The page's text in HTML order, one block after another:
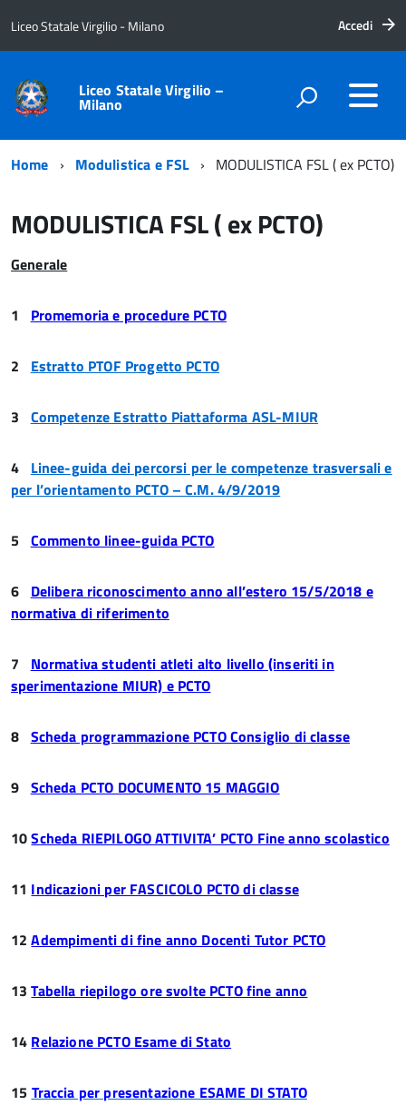
Liceo Statale Virgilio - Milano Accedi
Liceo Statale Virgilio –
Milano
Home Modulistica e FSL MODULISTICA FSL ( ex PCTO)
MODULISTICA FSL ( ex PCTO)
Generale
1 Promemoria e procedure PCTO
2 Estratto PTOF Progetto PCTO
3 Competenze Estratto Piattaforma ASL-MIUR
4 Linee-guida dei percorsi per le competenze trasversali e
per l’orientamento PCTO – C.M. 4/9/2019
5 Commento linee-guida PCTO
6 Delibera riconoscimento anno all’estero 15/5/2018 e
normativa di riferimento
7 Normativa studenti atleti alto livello (inseriti in
sperimentazione MIUR) e PCTO
8 Scheda programmazione PCTO Consiglio di classe
9 Scheda PCTO DOCUMENTO 15 MAGGIO
10Scheda RIEPILOGO ATTIVITA’ PCTO Fine anno scolastico
11 Indicazioni per FASCICOLO PCTO di classe
12Adempimenti di fine anno Docenti Tutor PCTO
13Tabella riepilogo ore svolte PCTO fine anno
14 Relazione PCTO Esame di Stato
15 Traccia per presentazione ESAME DI STATO